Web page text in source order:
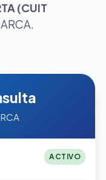
(CUIT
ACTIVO